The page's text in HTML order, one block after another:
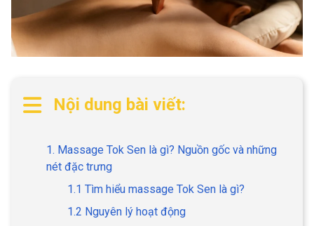
Nội dung bài viết:
1. Massage Tok Sen là gì? Nguồn gốc và những
nét đặc trưng
1.1 Tìm hiểu massage Tok Sen là gì?
1.2 Nguyên lý hoạt động